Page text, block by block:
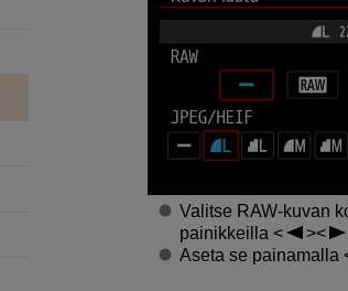
Valitse RAW-kuvan
painikkeilla
Aseta se painamalla